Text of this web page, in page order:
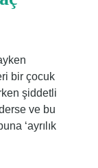
bir çocuk
şiddetli
ve bu
‘ayrılık